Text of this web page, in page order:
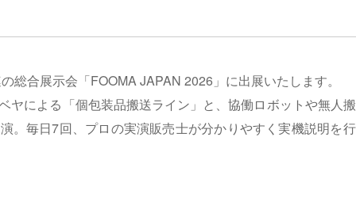
合展示会「FOOMA JAPAN 2026」に出展いたします。
ヤによる「個包装品搬送ライン」と、協働ロボットや無人
。毎日7回、プロの実演販売士が分かりやすく実機説明を